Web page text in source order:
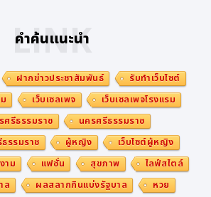
คำค้นแนะนำ
LINK
ฝากข่าวประชาสัมพันธ์
รับทำเว็บไซต์
เว็บเซลเพจ
เว็บเซลเพจโรงแรม
ศรีธรรมราช
นครศรีธรรมราช
รรมราช
ผู้หญิง
เว็บไซต์ผู้หญิง
าม แฟชั่น สุขภาพ
ไลฟ์สไตล์
ล
ผลสลากกินแบ่งรัฐบาล
หวย